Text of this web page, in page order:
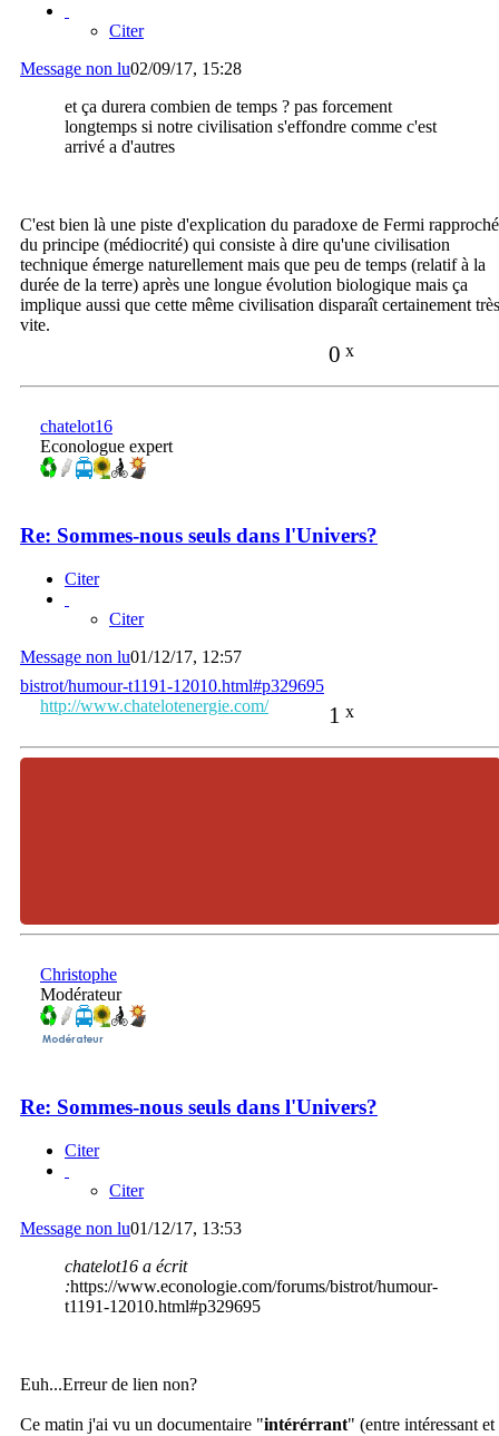
Citer
Message non lu02/09/17, 15:28
et ça durera combien de temps ? pas forcement
longtemps si notre civilisation s'effondre comme c'est
arrivé a d'autres
C'est bien là une piste d'explication du paradoxe de Fermi rapproché
du principe (médiocrité) qui consiste à dire qu'une civilisation
technique émerge naturellement mais que peu de temps (relatif à la
durée de la terre) après une longue évolution biologique mais ça
implique aussi que cette même civilisation disparaît certainement très
vite.
0 x
chatelot16
Econologue expert
Re: Sommes-nous seuls dans l'Univers?
Citer
Citer
Message non lu01/12/17, 12:57
bistrot/humour-t1191-12010.html#p329695
1 x
http://www.chatelotenergie.com/
Christophe
Modérateur
Re: Sommes-nous seuls dans l'Univers?
Citer
Citer
Message non lu01/12/17, 13:53
chatelot16 a écrit
:https://www.econologie.com/forums/bistrot/humour-
t1191-12010.html#p329695
Euh...Erreur de lien non?
Ce matin j'ai vu un documentaire "intérérrant" (entre intéressant et